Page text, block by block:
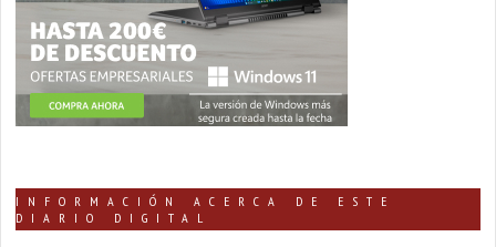
INFORMACIÓN ACERCA DE ESTE
DIARIO DIGITAL